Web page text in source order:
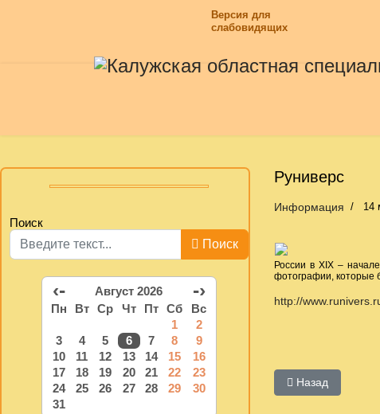
Версия для
слабовидящих
Поиск
Поиск
‹- Август 2026 -›
Пн Вт Ср Чт Пт Сб
Вс
1
2
3
4 5 6 7 8
9
10
11 12 13 14 15
16
17
18 19 20 21 22
23
24
25 26 27 28 29
30
31
Руниверс
Информация 14
России в ХIХ –
фотографии, которые
http://
Предыдущий:
Назад